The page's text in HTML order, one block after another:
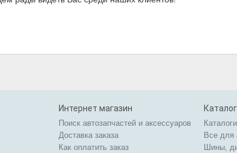
Интернет магазин
Поиск автозапчастей и аксессуаров
Доставка заказа
Как оплатить заказ
Все для
Шины,